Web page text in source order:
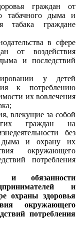
граждан от
табачного дыма и
табака граждане
в сфере
от воздействия
и последствий
у детей
к потреблению
их вовлечения
влекущие за собой
граждан на
без
дыма и охрану их
окружающего
потребления
обязанности
и
охраны здоровья
окружающего
потребления